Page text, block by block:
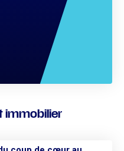
immobilier